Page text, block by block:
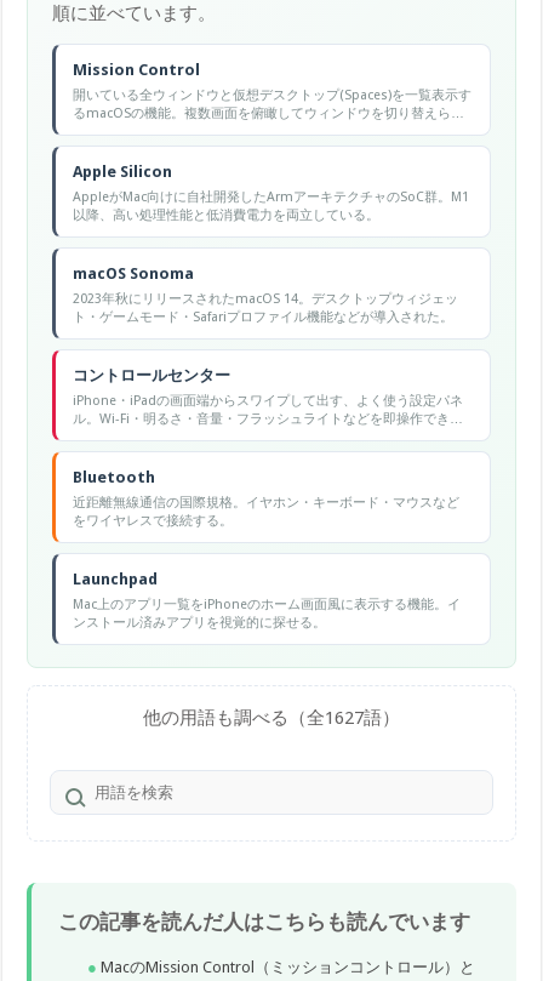
順に並べています。
Mission Control
開いている全ウィンドウと仮想デスクトップ(Spaces)を一覧表示す
るmacOSの機能。複数画面を俯瞰してウィンドウを切り替えられ
る。
Apple Silicon
AppleがMac向けに自社開発したArmアーキテクチャのSoC群。M1
以降、高い処理性能と低消費電力を両立している。
macOS Sonoma
2023年秋にリリースされたmacOS 14。デスクトップウィジェッ
ト・ゲームモード・Safariプロファイル機能などが導入された。
コントロールセンター
iPhone・iPadの画面端からスワイプして出す、よく使う設定パネ
ル。Wi-Fi・明るさ・音量・フラッシュライトなどを即操作でき
る。
Bluetooth
近距離無線通信の国際規格。イヤホン・キーボード・マウスなど
をワイヤレスで接続する。
Launchpad
Mac上のアプリ一覧をiPhoneのホーム画面風に表示する機能。イ
ンストール済みアプリを視覚的に探せる。
他の用語も調べる（全1627語）
この記事を読んだ人はこちらも読んでいます
MacのMission Control（ミッションコントロール）と